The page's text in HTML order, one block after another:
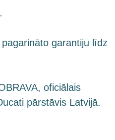
garantiju līdz
oficiālais
pārstāvis Latvijā.